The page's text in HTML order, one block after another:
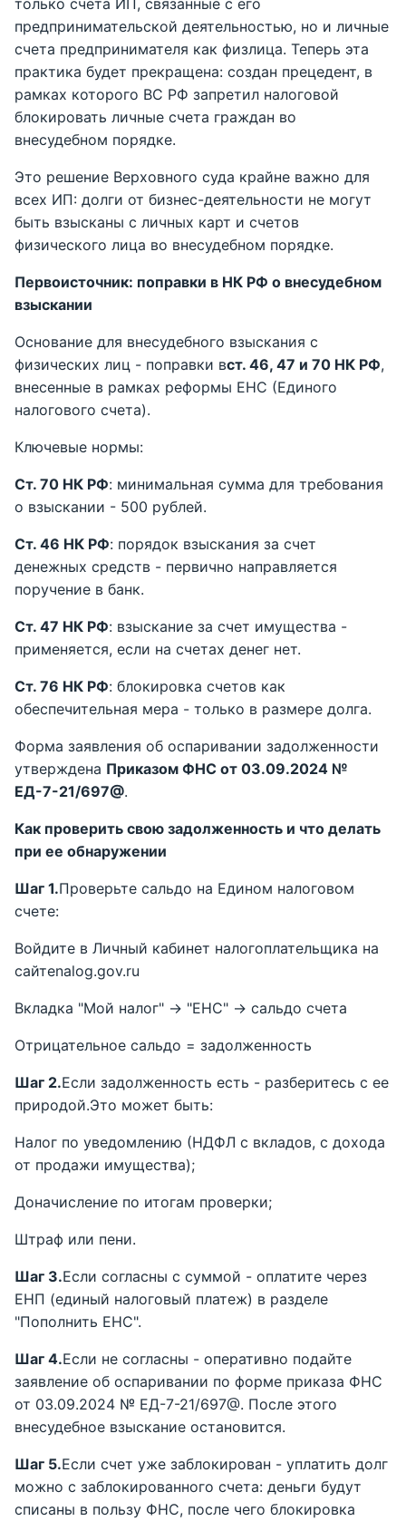
предпринимательской деятельностью, но и личные
счета предпринимателя как физлица. Теперь эта
практика будет прекращена: создан прецедент, в
рамках которого ВС РФ запретил налоговой
блокировать личные счета граждан во
внесудебном порядке.
Это решение Верховного суда крайне важно для
всех ИП: долги от бизнес-деятельности не могут
быть взысканы с личных карт и счетов
физического лица во внесудебном порядке.
Первоисточник: поправки в НК РФ о внесудебном
взыскании
Основание для внесудебного взыскания с
физических лиц - поправки вст. 46, 47 и 70 НК РФ,
внесенные в рамках реформы ЕНС (Единого
налогового счета).
Ключевые нормы:
Ст. 70 НК РФ: минимальная сумма для требования
о взыскании - 500 рублей.
Ст. 46 НК РФ: порядок взыскания за счет
денежных средств - первично направляется
поручение в банк.
Ст. 47 НК РФ: взыскание за счет имущества -
применяется, если на счетах денег нет.
Ст. 76 НК РФ: блокировка счетов как
обеспечительная мера - только в размере долга.
Форма заявления об оспаривании задолженности
утверждена Приказом ФНС от 03.09.2024 №
ЕД-7-21/697@.
Как проверить свою задолженность и что делать
при ее обнаружении
Шаг 1.Проверьте сальдо на Едином налоговом
счете:
Войдите в Личный кабинет налогоплательщика на
сайтеnalog.gov.ru
Вкладка "Мой налог" -> "ЕНС" -> сальдо счета
Отрицательное сальдо = задолженность
Шаг 2.Если задолженность есть - разберитесь с ее
природой.Это может быть:
Налог по уведомлению (НДФЛ с вкладов, с дохода
от продажи имущества);
Доначисление по итогам проверки;
Штраф или пени.
Шаг 3.Если согласны с суммой - оплатите через
ЕНП (единый налоговый платеж) в разделе
"Пополнить ЕНС".
Шаг 4.Если не согласны - оперативно подайте
заявление об оспаривании по форме приказа ФНС
от 03.09.2024 № ЕД-7-21/697@. После этого
внесудебное взыскание остановится.
Шаг 5.Если счет уже заблокирован - уплатить долг
можно с заблокированного счета: деньги будут
списаны в пользу ФНС, после чего блокировка